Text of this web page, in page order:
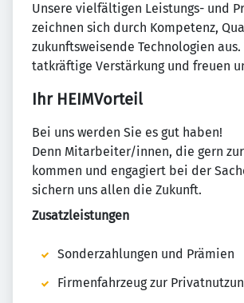
Unsere vielfältigen Leistungs- und
zeichnen sich durch Kompetenz,
zukunftsweisende Technologien aus.
tatkräftige Verstärkung und freuen
Ihr HEIMVorteil
Bei uns werden Sie es gut haben!
Denn Mitarbeiter/innen, die gern
kommen und engagiert bei der
sichern uns allen die Zukunft.
Zusatzleistungen
Sonderzahlungen und Prämien
Firmenfahrzeug zur